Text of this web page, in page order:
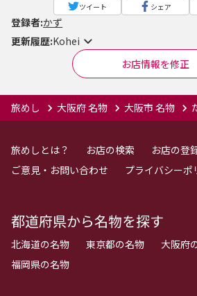
ツイート シェア
登録者:かず
更新履歴:Kohei
お店情報を修正
旅めし 大阪府 名物 大阪市 名物
旅めしとは？ お店の検索
お店の登
ご意見・お問い合わせ
プライバシーポ
都道府県から名物を探す
北海道の名物 東京都の名物
大阪府
福岡県の名物